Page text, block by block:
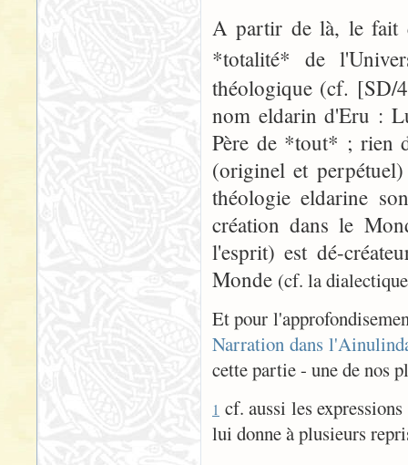
A partir de là, le fait
*totalité* de
théologique (cf. [SD/
nom eldarin d'Eru :
Père de *tout* ; rien
(originel et
théologie eldarine
création dans le
l'esprit) est dé-
Monde (cf. la
Et pour
Narration dans
cette partie - une de nos
1 cf. aussi les
lui donne à plusieurs